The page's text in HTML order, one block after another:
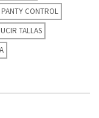
PANTY CONTROL
TALLAS